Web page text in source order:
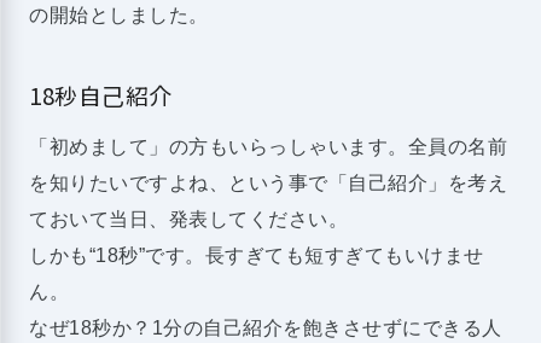
の開始としました。
18秒自己紹介
「初めまして」の方もいらっしゃいます。全員の名前
を知りたいですよね、という事で「自己紹介」を考え
ておいて当日、発表してください。
しかも“18秒”です。長すぎても短すぎてもいけませ
ん。
なぜ18秒か？1分の自己紹介を飽きさせずにできる人